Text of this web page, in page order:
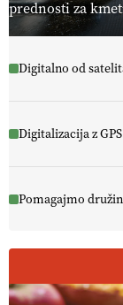
prednosti za
Digitalno od
Digitalizacija z
Pomagajmo